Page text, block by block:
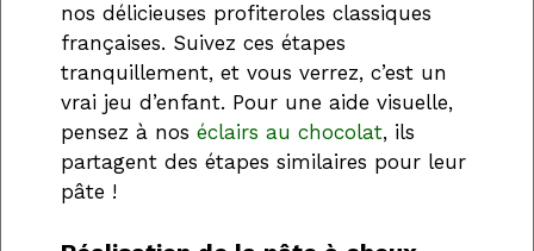
nos délicieuses profiteroles classiques
françaises. Suivez ces étapes
tranquillement, et vous verrez, c’est un
vrai jeu d’enfant. Pour une aide visuelle,
pensez à nos éclairs au chocolat, ils
partagent des étapes similaires pour leur
pâte !